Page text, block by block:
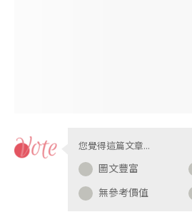
您覺得這篇文章...
圖文豐富
無參考價值